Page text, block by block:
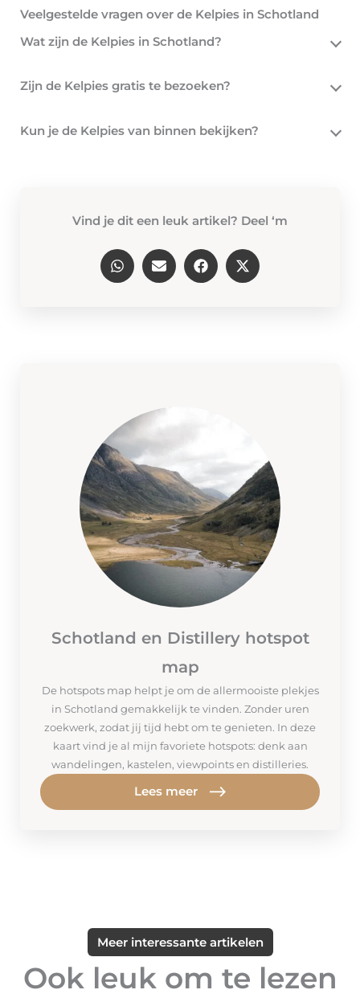
Veelgestelde vragen over de Kelpies in Schotland
Wat zijn de Kelpies in Schotland?
Zijn de Kelpies gratis te bezoeken?
Kun je de Kelpies van binnen bekijken?
Vind je dit een leuk artikel? Deel ‘m
Schotland en Distillery hotspot
map
De hotspots map helpt je om de allermooiste plekjes
in Schotland gemakkelijk te vinden. Zonder uren
zoekwerk, zodat jij tijd hebt om te genieten. In deze
kaart vind je al mijn favoriete hotspots: denk aan
wandelingen, kastelen, viewpoints en distilleries.
Lees meer
Meer interessante artikelen
Ook leuk om te lezen